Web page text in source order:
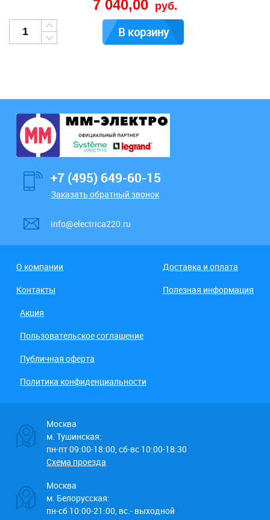
7 040,00 руб.
В корзину
+7 (495) 649-60-15
Заказать обратный звонок
info@electrica220.ru
О компании
Доставка и оплата
Контакты
Полезная информация
Акция
Пользовательское соглашение
Публичная оферта
Политика конфиденциальности
Москва
м. Тушинская:
пн-пт 09:00-18:00, сб-вс 10:00-18:30
Схема проезда
Москва
м. Белорусская:
пн-сб 10:00-21:00, вс.- выходной